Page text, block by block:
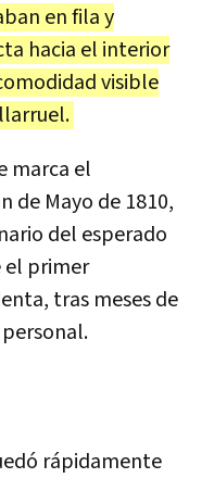
en fila y
hacia el interior
visible
marca el
de Mayo de 1810,
del esperado
el primer
tras meses de
rápidamente